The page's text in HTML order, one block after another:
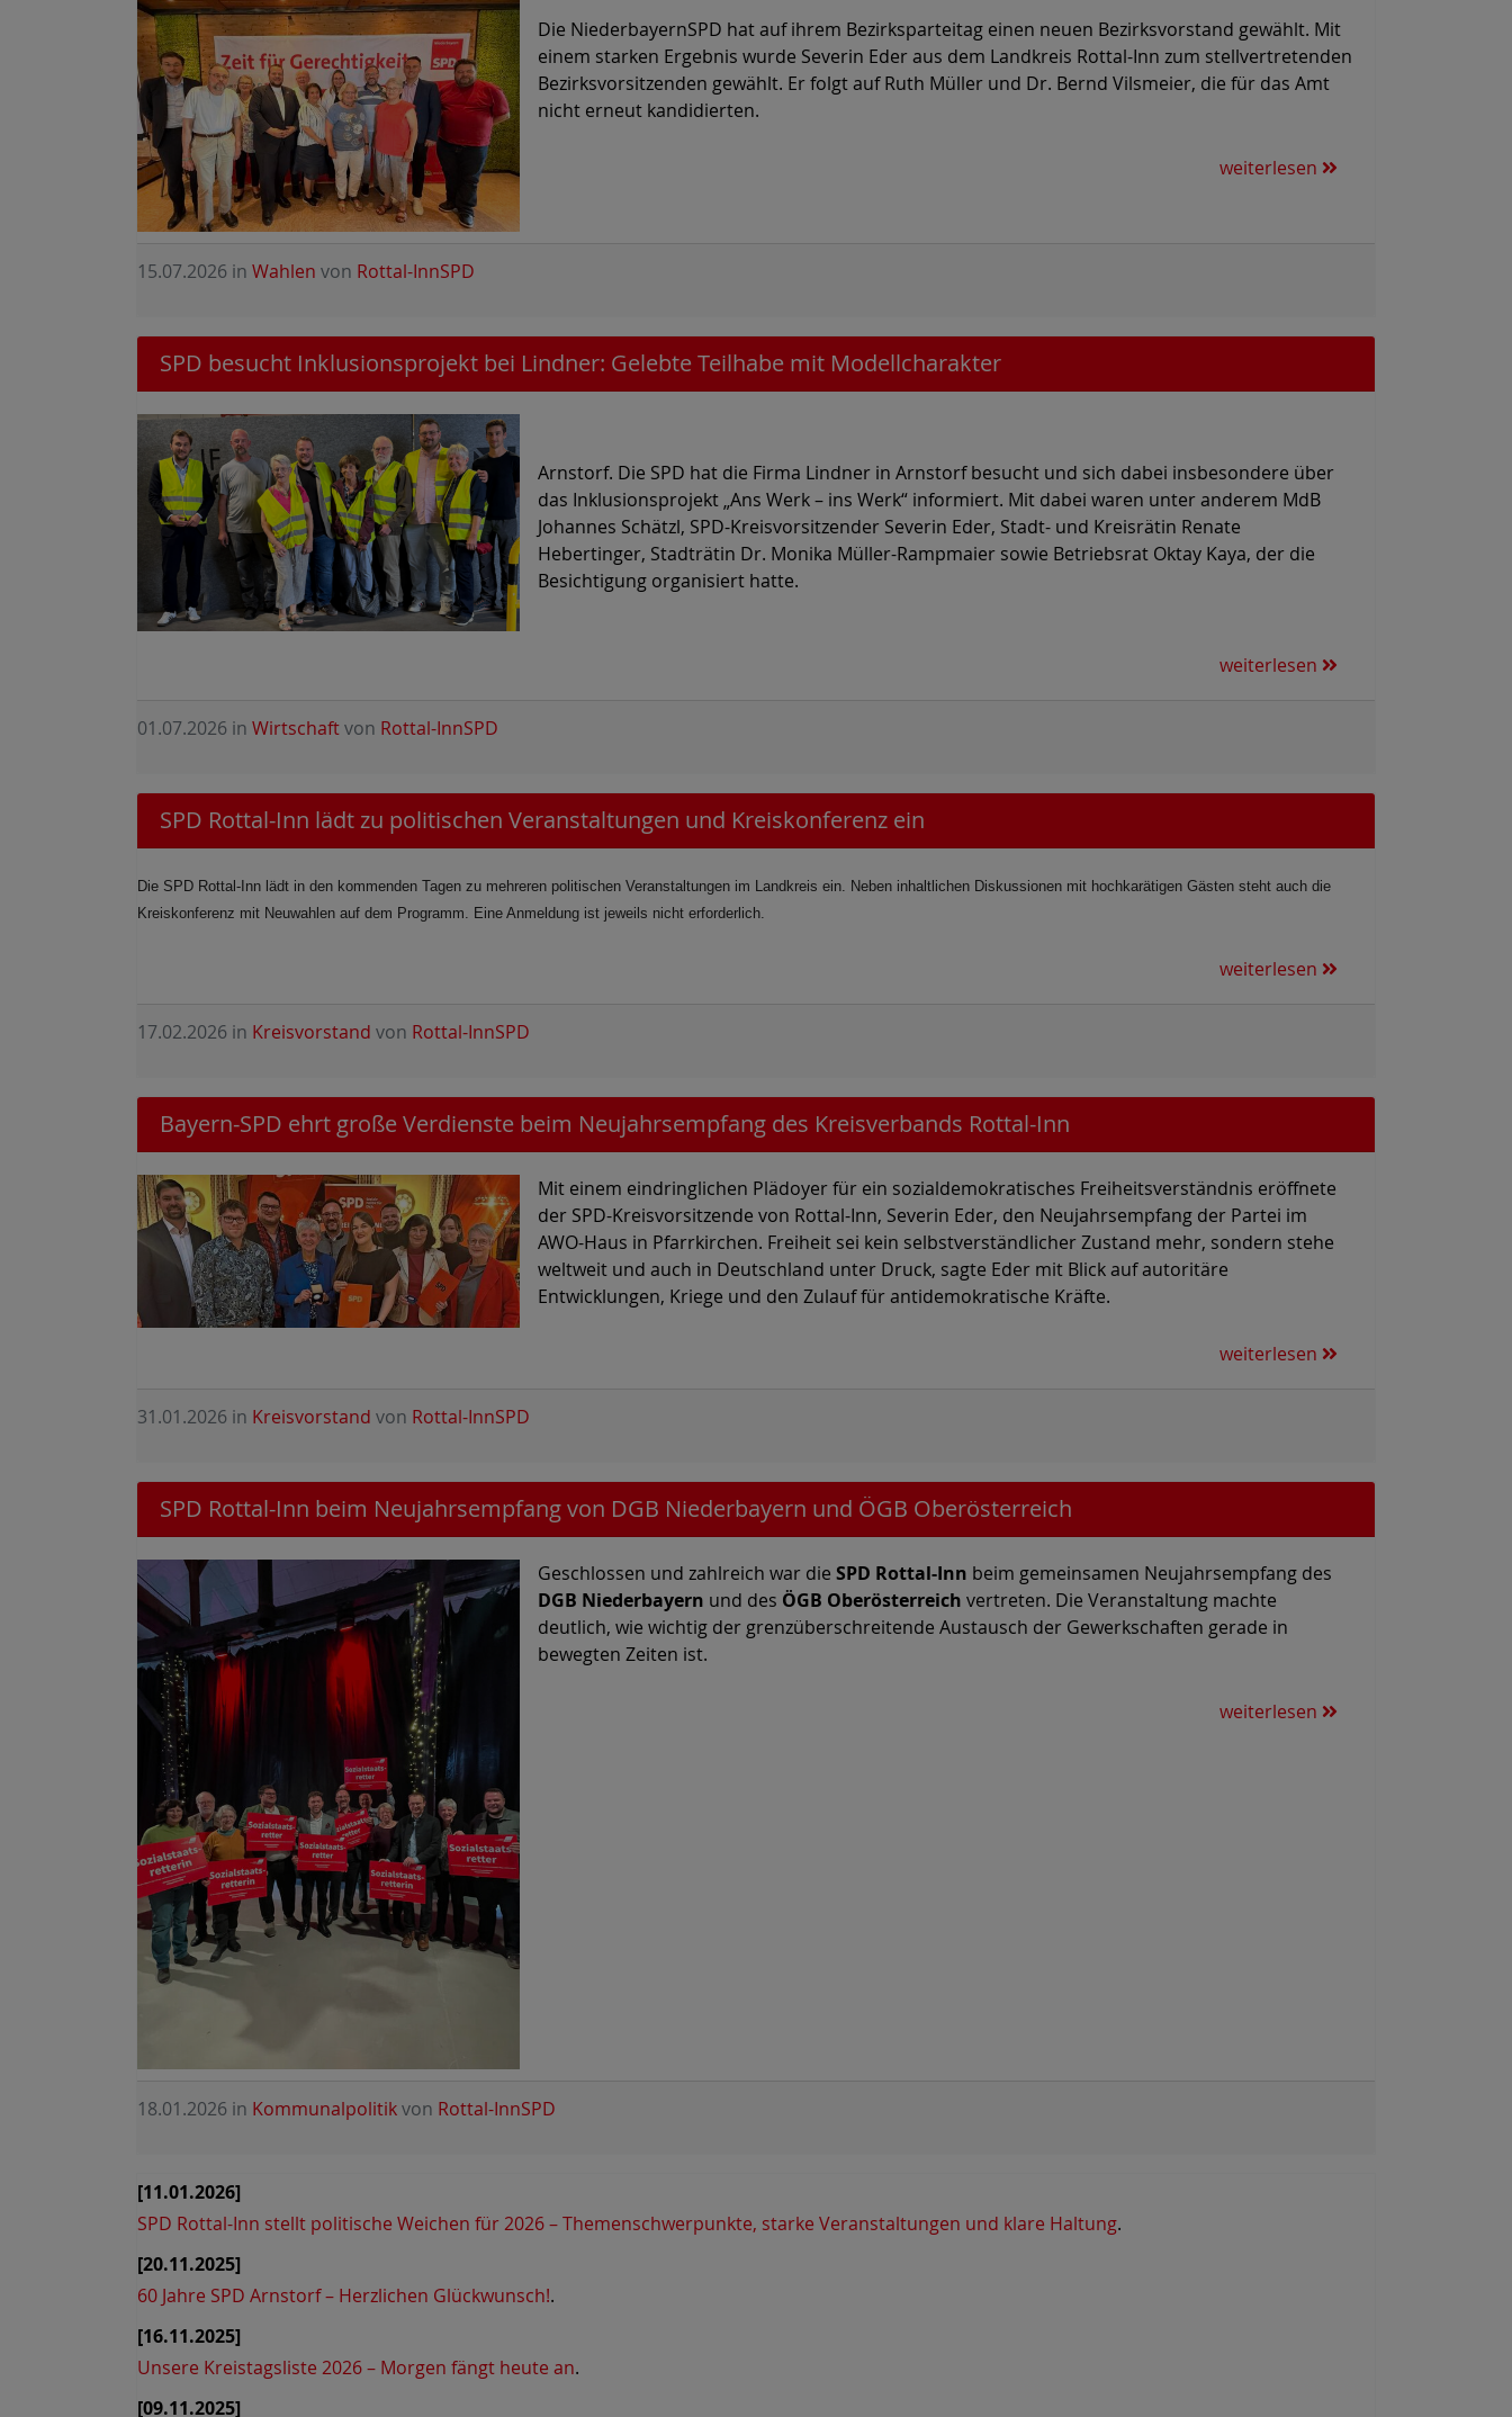
Die NiederbayernSPD hat auf ihrem Bezirksparteitag einen neuen Bezirksvorstand gewählt. Mit
einem starken Ergebnis wurde Severin Eder aus dem Landkreis Rottal-Inn zum stellvertretenden
Bezirksvorsitzenden gewählt. Er folgt auf Ruth Müller und Dr. Bernd Vilsmeier, die für das Amt
nicht erneut kandidierten.
weiterlesen
15.07.2026 in Wahlen von Rottal-InnSPD
SPD besucht Inklusionsprojekt bei Lindner: Gelebte Teilhabe mit Modellcharakter
Arnstorf. Die SPD hat die Firma Lindner in Arnstorf besucht und sich dabei insbesondere über
das Inklusionsprojekt „Ans Werk – ins Werk“ informiert. Mit dabei waren unter anderem MdB
Johannes Schätzl, SPD-Kreisvorsitzender Severin Eder, Stadt- und Kreisrätin Renate
Hebertinger, Stadträtin Dr. Monika Müller-Rampmaier sowie Betriebsrat Oktay Kaya, der die
Besichtigung organisiert hatte.
weiterlesen
01.07.2026 in Wirtschaftvon Rottal-InnSPD
SPD Rottal-Inn lädt zu politischen Veranstaltungen und Kreiskonferenz ein
Die SPD Rottal-Inn lädt in den kommenden Tagen zu mehreren politischen Veranstaltungen im Landkreis ein. Neben inhaltlichen Diskussionen mit hochkarätigen Gästen steht auch die
Kreiskonferenz mit Neuwahlen auf dem Programm. Eine Anmeldung ist jeweils nicht erforderlich.
weiterlesen
17.02.2026 in Kreisvorstand von Rottal-InnSPD
Bayern-SPD ehrt große Verdienste beim Neujahrsempfang des Kreisverbands Rottal-Inn
Mit einem eindringlichen Plädoyer für ein sozialdemokratisches Freiheitsverständnis eröffnete
der SPD-Kreisvorsitzende von Rottal-Inn, Severin Eder, den Neujahrsempfang der Partei im
AWO-Haus in Pfarrkirchen. Freiheit sei kein selbstverständlicher Zustand mehr, sondern stehe
weltweit und auch in Deutschland unter Druck, sagte Eder mit Blick auf autoritäre
Entwicklungen, Kriege und den Zulauf für antidemokratische Kräfte.
weiterlesen
31.01.2026 in Kreisvorstand von Rottal-InnSPD
SPD Rottal-Inn beim Neujahrsempfang von DGB Niederbayern und ÖGB Oberösterreich
Geschlossen und zahlreich war die SPD Rottal-Inn beim gemeinsamen Neujahrsempfang des
DGB Niederbayern und des ÖGB Oberösterreich vertreten. Die Veranstaltung machte
deutlich, wie wichtig der grenzüberschreitende Austausch der Gewerkschaften gerade in
bewegten Zeiten ist.
weiterlesen
18.01.2026 in Kommunalpolitikvon Rottal-InnSPD
[11.01.2026]
SPD Rottal-Inn stellt politische Weichen für 2026 – Themenschwerpunkte, starke Veranstaltungen und klare Haltung.
[20.11.2025]
60 Jahre SPD Arnstorf – Herzlichen Glückwunsch!.
[16.11.2025]
Unsere Kreistagsliste 2026 – Morgen fängt heute an.
[09.11.2025]